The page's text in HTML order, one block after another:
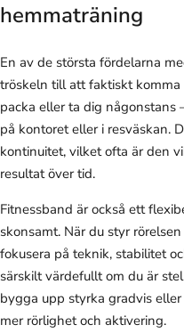
hemmaträning
En av de största fördelarna
tröskeln till att faktiskt
packa eller ta dig någonstans
på kontoret eller i resväskan.
kontinuitet, vilket ofta är den
resultat över tid.
Fitnessband är också ett
skonsamt. När du styr
fokusera på teknik, stabilitet
särskilt värdefullt om du är
bygga upp styrka gradvis
mer rörlighet och aktivering.